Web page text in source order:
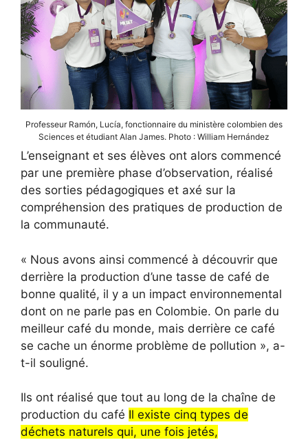
Professeur Ramón, Lucía, fonctionnaire du ministère colombien des
Sciences et étudiant Alan James. Photo : William Hernández
L’enseignant et ses élèves ont alors commencé
par une première phase d’observation, réalisé
des sorties pédagogiques et axé sur la
compréhension des pratiques de production de
la communauté.
« Nous avons ainsi commencé à découvrir que
derrière la production d’une tasse de café de
bonne qualité, il y a un impact environnemental
dont on ne parle pas en Colombie. On parle du
meilleur café du monde, mais derrière ce café
se cache un énorme problème de pollution », a-
t-il souligné.
Ils ont réalisé que tout au long de la chaîne de
production du café Il existe cinq types de
déchets naturels qui, une fois jetés,